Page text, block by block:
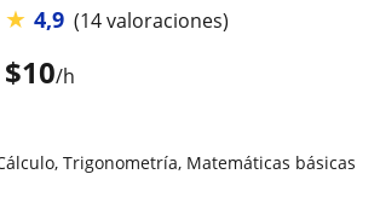
$10/h
★ 4,9 (14 valoraciones)
Trigonometría, Matemáticas básicas